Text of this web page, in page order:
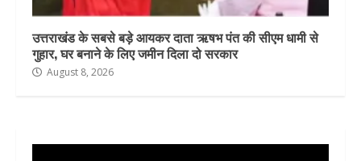
उत्तराखंड के सबसे बड़े आयकर दाता ऋषभ पंत की सीएम धामी से
गुहार, घर बनाने के लिए जमीन दिला दो सरकार
August 8, 2026